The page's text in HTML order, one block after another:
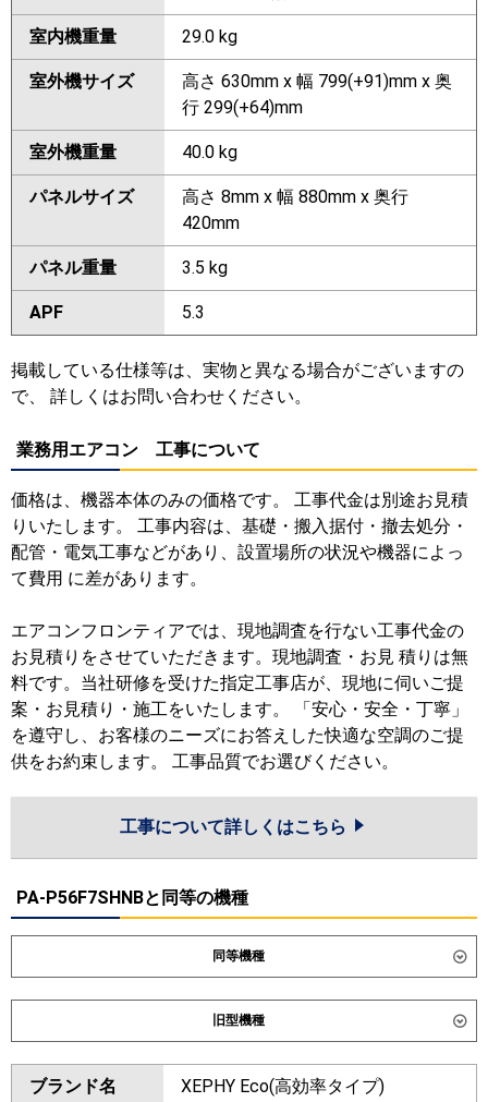
室内機重量 29.0 kg
室外機サイズ
高さ 630mm x 幅 799(+91)mm x 奥
行 299(+64)mm
室外機重量 40.0 kg
パネルサイズ
高さ 8mm x 幅 880mm x 奥行
420mm
パネル重量 3.5 kg
APF 5.3
掲載している仕様等は、実物と異なる場合がございますの
で、 詳しくはお問い合わせください。
業務用エアコン 工事について
価格は、機器本体のみの価格です。 工事代金は別途お見積
りいたします。 工事内容は、基礎・搬入据付・撤去処分・
配管・電気工事などがあり、設置場所の状況や機器によっ
て費用 に差があります。
エアコンフロンティアでは、現地調査を行ない工事代金の
お見積りをさせていただきます。現地調査・お見 積りは無
料です。当社研修を受けた指定工事店が、現地に伺いご提
案・お見積り・施工をいたします。 「安心・安全・丁寧」
を遵守し、お客様のニーズにお答えした快適な空調のご提
供をお約束します。 工事品質でお選びください。
工事について詳しくはこちら
PA-P56F7SHNBと同等の機種
同等機種
ダイキン SZRB56CV
東芝 GBSA05613JMUB
三菱電機 PDZ-ERMP56SG6
旧型機種
ダイキン SZRB56BYV SZRB56BJV
SZRB56BFV SZRB56BCV
ブランド名 XEPHY Eco(高効率タイプ)